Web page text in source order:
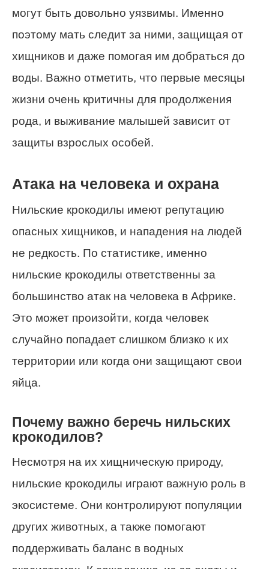
могут быть довольно уязвимы. Именно
поэтому мать следит за ними, защищая от
хищников и даже помогая им добраться до
воды. Важно отметить, что первые месяцы
жизни очень критичны для продолжения
рода, и выживание малышей зависит от
защиты взрослых особей.
Атака на человека и охрана
Нильские крокодилы имеют репутацию
опасных хищников, и нападения на людей
не редкость. По статистике, именно
нильские крокодилы ответственны за
большинство атак на человека в Африке.
Это может произойти, когда человек
случайно попадает слишком близко к их
территории или когда они защищают свои
яйца.
Почему важно беречь нильских
крокодилов?
Несмотря на их хищническую природу,
нильские крокодилы играют важную роль в
экосистеме. Они контролируют популяции
других животных, а также помогают
поддерживать баланс в водных